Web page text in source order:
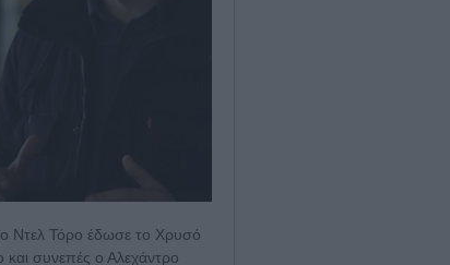
Ντελ Τόρο έδωσε το Χρυσό
και συνεπές ο Αλεχάντρο